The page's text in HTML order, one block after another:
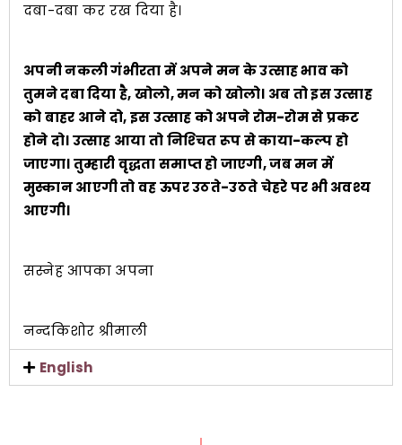
दबा-दबा कर रख दिया है।
अपनी नकली गंभीरता में अपने मन के उत्साह भाव को
तुमने दबा दिया है, खोलो, मन को खोलो। अब तो इस उत्साह
को बाहर आने दो, इस उत्साह को अपने रोम-रोम से प्रकट
होने दो। उत्साह आया तो निश्‍चित रूप से काया-कल्प हो
जाएगा। तुम्हारी वृद्धता समाप्त हो जाएगी, जब मन में
मुस्कान आएगी तो वह ऊपर उठते-उठते चेहरे पर भी अवश्य
आएगी।
सस्नेह आपका अपना
नन्दकिशोर श्रीमाली
English